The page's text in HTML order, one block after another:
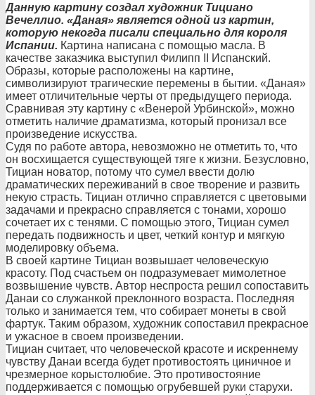
Данную картину создал художник Тициано
Вечеллио. «Даная» является одной из картин,
которую некогда писали специально для короля
Испании. Картина написана с помощью масла. В
качестве заказчика выступил Филипп ІІ Испанский.
Образы, которые расположены на картине,
символизируют трагические перемены в бытии. «Даная»
имеет отличительные черты от предыдущего периода.
Сравнивая эту картину с «Венерой Урбинской», можно
отметить наличие драматизма, который пронизал все
произведение искусства.
Судя по работе автора, невозможно не отметить то, что
он восхищается существующей тяге к жизни. Безусловно,
Тициан новатор, потому что сумел ввести долю
драматических переживаний в свое творение и развить
некую страсть. Тициан отлично справляется с цветовыми
задачами и прекрасно справляется с тонами, хорошо
сочетает их с тенями. С помощью этого, Тициан сумел
передать подвижность и цвет, четкий контур и мягкую
моделировку объема.
В своей картине Тициан возвышает человеческую
красоту. Под счастьем он подразумевает мимолетное
возвышение чувств. Автор неспроста решил сопоставить
Данаи со служанкой преклонного возраста. Последняя
только и занимается тем, что собирает монеты в свой
фартук. Таким образом, художник сопоставил прекрасное
и ужасное в своем произведении.
Тициан считает, что человеческой красоте и искреннему
чувству Данаи всегда будет противостоять циничное и
чрезмерное корыстолюбие. Это противостояние
поддерживается с помощью огрубевшей руки старухи.